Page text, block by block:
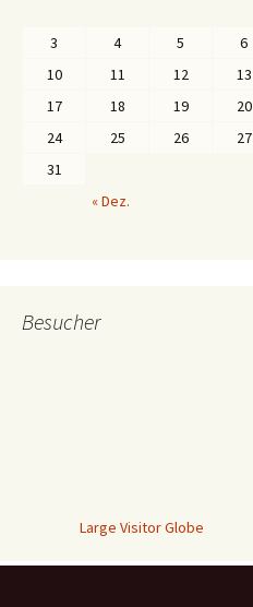
3
4 5 6
10
11 12 13
17
18 19 20
24
25 26 27
31
« Dez.
Besucher
Large Visitor Globe